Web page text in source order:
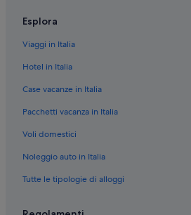
Esplora
Viaggi in Italia
Hotel in Italia
Case vacanze in Italia
Pacchetti vacanza in Italia
Voli domestici
Noleggio auto in Italia
Tutte le tipologie di alloggi